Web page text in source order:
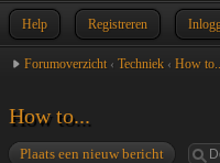
Help Registreren
Forumoverzicht ‹ Techniek ‹ How
How to...
Plaats een nieuw bericht